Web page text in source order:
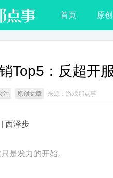
首页 原创
Top5：反超开
注 原创文章 来源：游戏那点事
西泽步
是发力的开始。